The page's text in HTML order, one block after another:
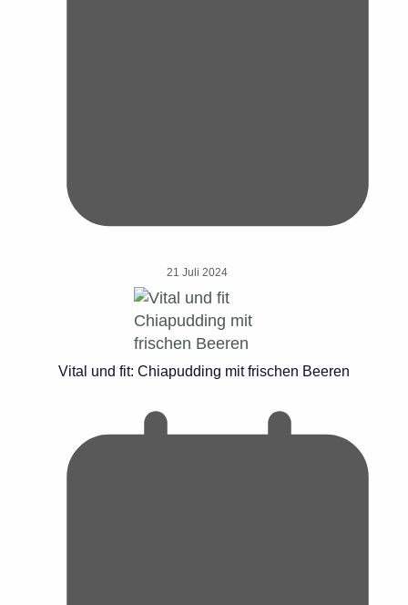
21 Juli 2024
Vital und fit: Chiapudding mit frischen Beeren